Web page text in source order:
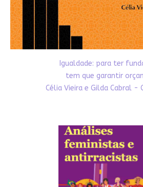
Igualdade: para ter
tem que garantir
Célia Vieira e Gilda Cabral -